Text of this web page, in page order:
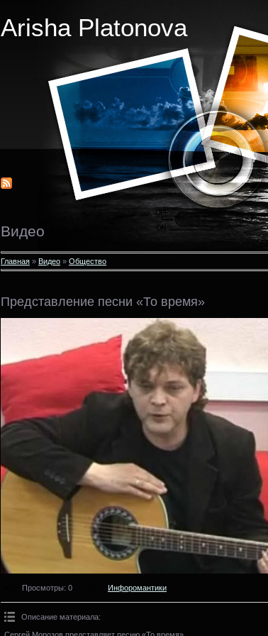
Arisha Platonova
Видео
Главная » Видео » Общество
Представление песни «То время»
Просмотры: 0 Инфоромантики
Описание материала:
Сергей Морозов представляет песню «То время».